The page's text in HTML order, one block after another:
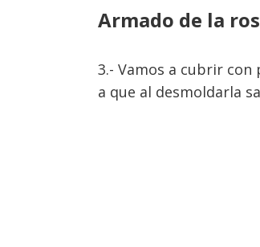
Armado de la
3.- Vamos a cubrir
a que al desmoldarla